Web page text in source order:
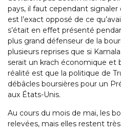
pays, il faut cependant
est l’exact opposé de ce
s’était en effet présenté
plus grand défenseur de la
plusieurs reprises que si
serait un krach économique et
réalité est que la politique de
débâcles boursières pour un
aux États-Unis.
Au cours du mois de mai, les
relevées, mais elles restent